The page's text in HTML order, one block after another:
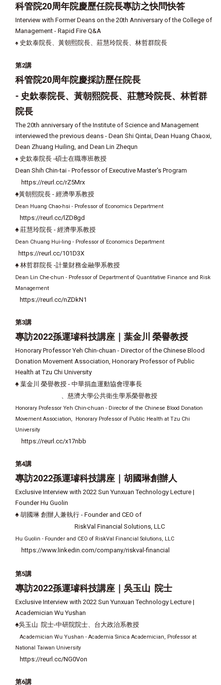
科管院20周年院慶歷任院長專訪之快問快答
Interview with Former Deans on the 20th Anniversary of the College of
Management - Rapid Fire Q&A
♠ 史欽泰院長、黃朝熙院長、莊慧玲院長、林哲群院長
第2講
科管院20周年院慶採訪歷任院長
- 史欽泰院長、黃朝熙院長、莊慧玲院長、林哲群
院長
The 20th anniversary of the Institute of Science and Management
interviewed the previous deans - Dean Shi Qintai, Dean Huang Chaoxi,
Dean Zhuang Huiling, and Dean Lin Zhequn
♠ 史欽泰院長 -碩士在職專班教授
Dean Shih Chin-tai - Professor of Executive Master's Program
https://reurl.cc/rZ5Mrx
♠黃朝熙院長 - 經濟學系教授
Dean Huang Chao-hsi - Professor of Economics Department
https://reurl.cc/lZD8gd
♠ 莊慧玲院長 - 經濟學系教授
Dean Chuang Hui-ling - Professor of Economics Department
https://reurl.cc/101D3X
♠ 林哲群院長 -計量財務金融學系教授
Dean Lin Che-chun - Professor of Department of Quantitative Finance and Risk
Management
https://reurl.cc/nZDkN1
第3講
專訪2022孫運璿科技講座｜葉金川 榮譽教授
Honorary Professor Yeh Chin-chuan - Director of the Chinese Blood
Donation Movement Association, Honorary Professor of Public
Health at Tzu Chi University
♠ 葉金川 榮譽教授 - 中華捐血運動協會理事長
、慈濟大學公共衛生學系榮譽教授
Honorary Professor Yeh Chin-chuan - Director of the Chinese Blood Donation
Movement Association, Honorary Professor of Public Health at Tzu Chi
University
https://reurl.cc/x17nbb
第4講
專訪2022孫運璿科技講座｜胡國琳創辦人
Exclusive Interview with 2022 Sun Yunxuan Technology Lecture |
Founder Hu Guolin
♠ 胡國琳 創辦人兼執行 - Founder and CEO of
RiskVal Financial Solutions, LLC
Hu Guolin - Founder and CEO of RiskVal Financial Solutions, LLC
https://www.linkedin.com/company/riskval-financial
第5講
專訪2022孫運璿科技講座｜吳玉山 院士
Exclusive Interview with 2022 Sun Yunxuan Technology Lecture |
Academician Wu Yushan
♠吳玉山 院士-中研院院士、台大政治系教授
Academician Wu Yushan - Academia Sinica Academician, Professor at
National Taiwan University
https://reurl.cc/NG0Von
第6講